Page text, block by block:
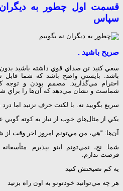
قسمت اول چطور به دیگران
سپاس
صريح باشيد .
سعي کنيد تن صداي قوي داشته باشيد
باشد. بايستي واضح باشد که شما قابل
احترام مي‌گذاريد. مصمم بودن و توجه
شماست و نشان مي‌دهد که آن‌ها را براي
سريع بگوييد نه. با لکنت حرف نزنيد اما
يکي از مثال‌هاي خوب از نياز به کوته گويي
آن‌ها: “هي، من مي‌تونم امروز اخر وقت از
شما: نچ، نمي‌تونم اينو بپذيرم.
فرصت ندارم.
يه کم نصيحتش کنيد
هر چه مي‌توانيد خودتونو به اون راه بزنيد